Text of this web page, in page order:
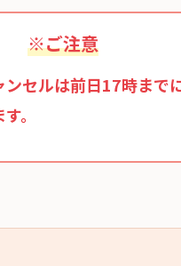
※ご注意
ンセルは前日17時まで
。